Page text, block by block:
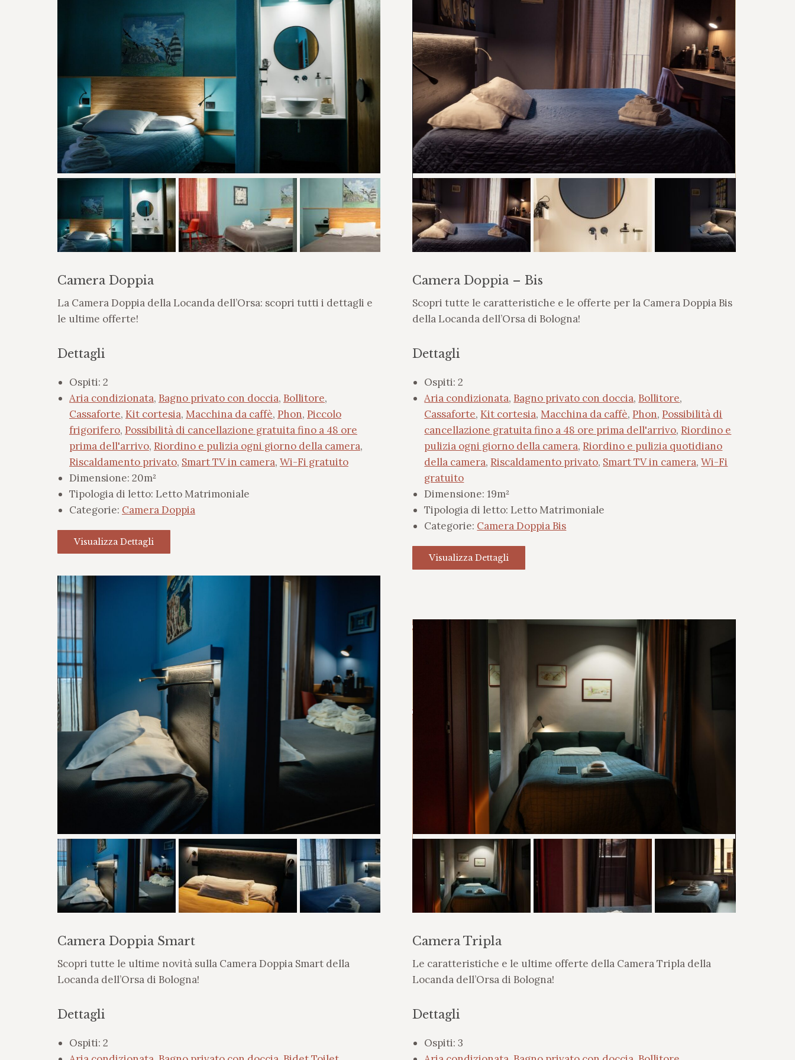
Camera Doppia
La Camera Doppia della Locanda dell’Orsa: scopri tutti i dettagli e
le ultime offerte!
Dettagli
Ospiti: 2
Aria condizionata, Bagno privato con doccia, Bollitore,
Cassaforte, Kit cortesia, Macchina da caffè, Phon, Piccolo
frigorifero, Possibilità di cancellazione gratuita fino a 48 ore
prima dell'arrivo, Riordino e pulizia ogni giorno della camera,
Riscaldamento privato, Smart TV in camera, Wi-Fi gratuito
Dimensione: 20m²
Tipologia di letto: Letto Matrimoniale
Categorie: Camera Doppia
Visualizza Dettagli
Camera Doppia – Bis
Scopri tutte le caratteristiche e le offerte per la Camera Doppia Bis
della Locanda dell’Orsa di Bologna!
Dettagli
Ospiti: 2
Aria condizionata, Bagno privato con doccia, Bollitore,
Cassaforte,Kit cortesia,Macchina da caffè,Phon,Possibilità di
cancellazione gratuita fino a 48 ore prima dell'arrivo,Riordino e
pulizia ogni giorno della camera,Riordino e pulizia quotidiano
della camera,Riscaldamento privato, Smart TV in camera,Wi-Fi
gratuito
Dimensione: 19m²
Tipologia di letto: Letto Matrimoniale
Categorie: Camera Doppia Bis
Visualizza Dettagli
Camera Doppia Smart
Scopri tutte le ultime novità sulla Camera Doppia Smart della
Locanda dell’Orsa di Bologna!
Dettagli
Ospiti: 2
Camera Tripla
Le caratteristiche e le ultime offerte della Camera Tripla della
Locanda dell’Orsa di Bologna!
Dettagli
Ospiti: 3